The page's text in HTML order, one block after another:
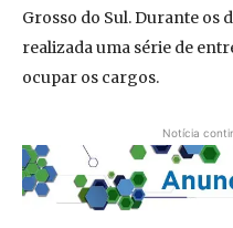
Grosso do Sul. Durante os
realizada uma série de
ocupar os cargos.
Notícia